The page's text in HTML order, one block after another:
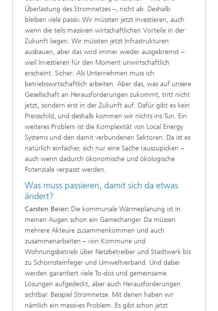
Überlastung des Stromnetzes –, nicht ab. Deshalb
bleiben viele passiv. Wir müssten jetzt investieren, auch
wenn die teils massiven wirtschaftlichen Vorteile in der
Zukunft liegen. Wir müssten jetzt Infrastrukturen
ausbauen, aber das wird immer wieder ausgebremst –
weil Investieren für den Moment unwirtschaftlich
erscheint. Sicher: Als Unternehmen muss ich
betriebswirtschaftlich arbeiten. Aber das, was auf unsere
Gesellschaft an Herausforderungen zukommt, tritt nicht
jetzt, sondern erst in der Zukunft auf. Dafür gibt es kein
Preisschild, und deshalb kommen wir nichts ins Tun. Ein
weiteres Problem ist die Komplexität von Local Energy
Systems und den damit verbundenen Sektoren. Da ist es
natürlich einfacher, sich nur eine Sache rauszupicken –
auch wenn dadurch ökonomische und ökologische
Potenziale verpasst werden.
Was muss passieren, damit sich da etwas
ändert?
Carsten Beier: Die kommunale Wärmeplanung ist in
meinen Augen schon ein Gamechanger. Da müssen
mehrere Akteure zusammenkommen und auch
zusammenarbeiten – von Kommune und
Wohnungsbetrieb über Netzbetreiber und Stadtwerk bis
zu Schornsteinfeger und Umweltverband. Und dabei
werden garantiert viele To-dos und gemeinsame
Lösungen aufgedeckt, aber auch Herausforderungen
sichtbar. Beispiel Stromnetze. Mit denen haben wir
nämlich ein massives Problem. Es gibt schon jetzt